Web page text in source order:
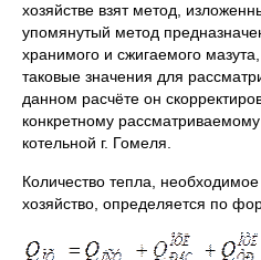
хозяйстве взят метод,
упомянутый метод
хранимого и сжигаемого
таковые значения для
данном расчёте он
конкретному
котельной г. Гомеля.
Количество тепла,
хозяйство, определяется по